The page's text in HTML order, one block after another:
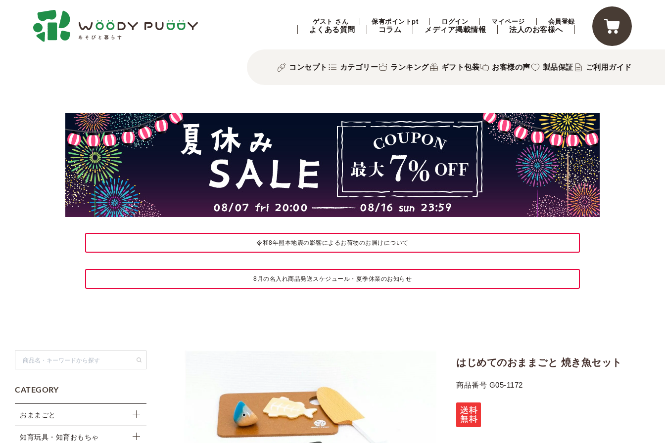
ゲスト さん 保有ポイントpt ログイン マイページ 会員登録
よくある質問 コラム メディア掲載情報 法人のお客様へ
コンセプト カテゴリー ランキング ギフト包装 お客様の声 製品保証 ご利用ガイド
令和8年熊本地震の影響によるお荷物のお届けについて
8月の名入れ商品発送スケジュール・夏季休業のお知らせ
CATEGORY
おままごと
知育玩具・知育おもちゃ
はじめてのおままごと 焼き魚セット
商品番号 G05-1172